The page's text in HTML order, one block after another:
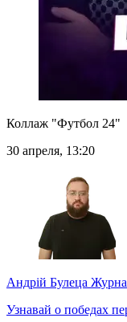
Коллаж "Футбол 24"
30 апреля, 13:20
Андрій Булеца
Узнавай о победах